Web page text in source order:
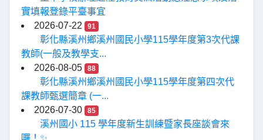
實填報登錄平臺事宜
2026-07-22
91
彰化縣溪州鄉溪州國民小學115學年度第3次代課
教師(一般及教學支...
2026-08-05
88
彰化縣溪州鄉溪州國民小學115學年度第四次代
課教師甄選簡章 (一...
2026-07-30
85
溪州國小 115 學年度新生訓練暨家長座談會來
囉！✨